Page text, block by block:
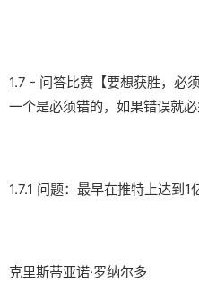
1.7 - 问答比赛【要想获胜，必
一个是必须错的，如果错误就必
1.7.1 问题：最早在推特上达到1
克里斯蒂亚诺·罗纳尔多